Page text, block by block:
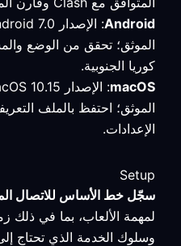
Android
الموثق؛ تحقق من الوضع
كوريا الجنوبية.
macOS
الموثق؛ احتفظ بالملف
الإعدادات.
Setup
سجّل خط الأساس للاتصال
لمهمة الألعاب، بما في ذلك
وسلوك الخدمة الذي تحتاج